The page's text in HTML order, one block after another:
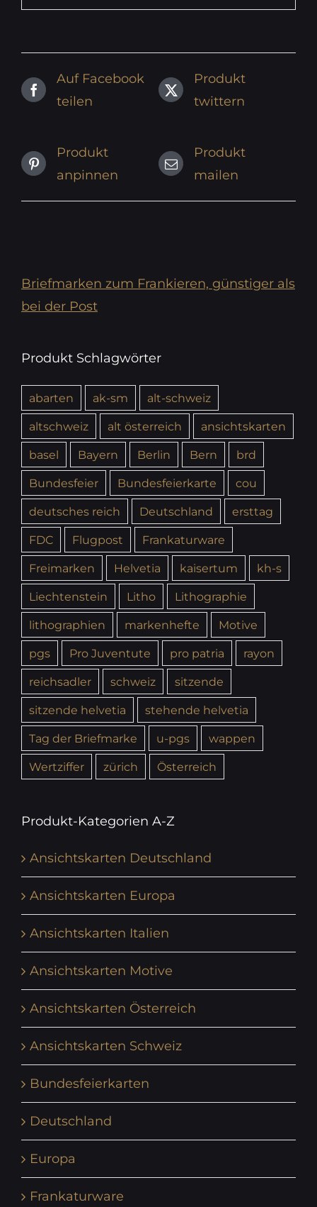
Auf Facebook
teilen
Produkt
twittern
Produkt
anpinnen
Produkt
mailen
Briefmarken zum Frankieren, günstiger als
bei der Post
Produkt Schlagwörter
abarten ak-sm
alt-schweiz
altschweiz
alt österreich
ansichtskarten
basel
Bayern Berlin Bern
brd
Bundesfeier
Bundesfeierkarte
cou
deutsches reich
Deutschland
ersttag
FDC
Flugpost
Frankaturware
Freimarken
Helvetia kaisertum
kh-s
Liechtenstein
Litho
Lithographie
lithographien
markenhefte
Motive
pgs
Pro Juventute pro patria
rayon
reichsadler
schweiz
sitzende
sitzende helvetia
stehende helvetia
Tag der Briefmarke
u-pgs
wappen
Wertziffer
zürich Österreich
Produkt-Kategorien A-Z
Ansichtskarten Deutschland
Ansichtskarten Europa
Ansichtskarten Italien
Ansichtskarten Motive
Ansichtskarten Österreich
Ansichtskarten Schweiz
Bundesfeierkarten
Deutschland
Europa
Frankaturware